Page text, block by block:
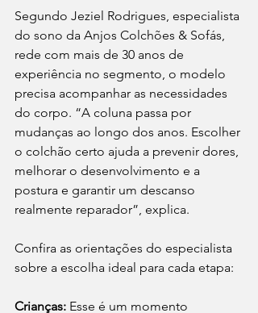
Segundo Jeziel Rodrigues, especialista
do sono da Anjos Colchões & Sofás,
rede com mais de 30 anos de
experiência no segmento, o modelo
precisa acompanhar as necessidades
do corpo. “A coluna passa por
mudanças ao longo dos anos. Escolher
o colchão certo ajuda a prevenir dores,
melhorar o desenvolvimento e a
postura e garantir um descanso
realmente reparador”, explica.
Confira as orientações do especialista
sobre a escolha ideal para cada etapa:
Crianças: Esse é um momento